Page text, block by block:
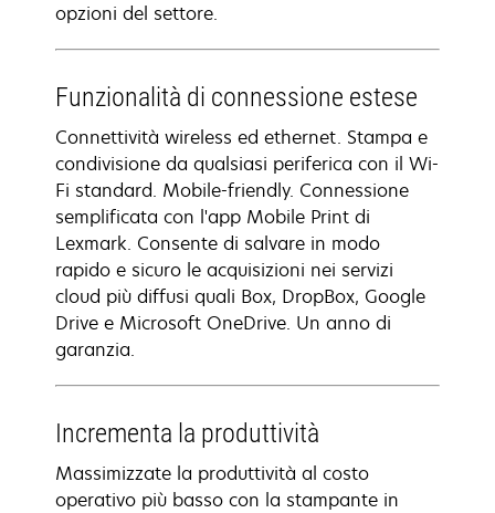
opzioni del settore.
Funzionalità di connessione estese
Connettività wireless ed ethernet. Stampa e
condivisione da qualsiasi periferica con il Wi-
Fi standard. Mobile-friendly. Connessione
semplificata con l'app Mobile Print di
Lexmark. Consente di salvare in modo
rapido e sicuro le acquisizioni nei servizi
cloud più diffusi quali Box, DropBox, Google
Drive e Microsoft OneDrive. Un anno di
garanzia.
Incrementa la produttività
Massimizzate la produttività al costo
operativo più basso con la stampante in